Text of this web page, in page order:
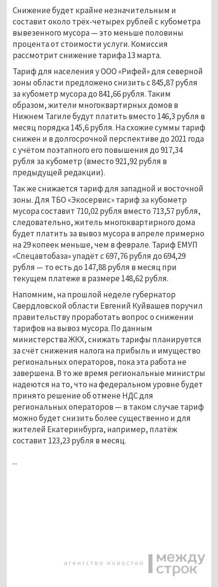
Снижение будет крайне незначительным и
составит около трёх-четырех рублей с кубометра
вывезенного мусора — это меньше половины
процента от стоимости услуги. Комиссия
рассмотрит снижение тарифа 13 марта.
Тариф для населения у ООО «Рифей» для северной
зоны области предложено снизить с 845,87 рубля
за кубометр мусора до 841,66 рубля. Таким
образом, жители многоквартирных домов в
Нижнем Тагиле будут платить вместо 146,3 рубля в
месяц порядка 145,6 рубля. На схожие суммы тариф
снижен и в долгосрочной перспективе до 2021 года
с учётом поэтапного его повышения до 917,34
рубля за кубометр (вместо 921,92 рубля в
предыдущей редакции).
Так же снижается тариф для западной и восточной
зоны. Для ТБО «Экосервис» тариф за кубометр
мусора составит 710,02 рубля вместо 713,57 рубля,
следовательно, житель многоквартирного дома
будет платить за вывоз мусора в апреле примерно
на 29 копеек меньше, чем в феврале. Тариф ЕМУП
«Спецавтобаза» упадёт с 697,76 рубля до 694,29
рубля — то есть до 147,88 рубля в месяц при
текущем платеже в размере 148,62 рубля.
Напомним, на прошлой неделе губернатор
Свердловской области Евгений Куйвашев поручил
правительству проработать вопрос о снижении
тарифов на вывоз мусора. По данным
министерства ЖКХ, снижать тарифы планируется
за счёт снижения налога на прибыль и имущество
региональных операторов, пока эта работа не
завершена. В то же время региональные министры
надеются на то, что на федеральном уровне будет
принято решение об отмене НДС для
региональных операторов — в таком случае тариф
можно будет снизить более существенно и для
жителей Екатеринбурга, например, платёж
составит 123,23 рубля в месяц.
...